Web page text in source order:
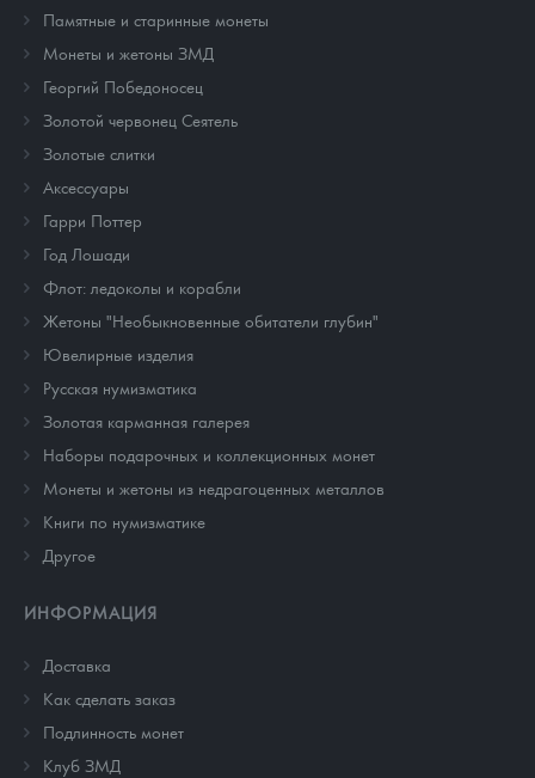
Памятные и старинные монеты
Монеты и жетоны ЗМД
Георгий Победоносец
Золотой червонец Сеятель
Золотые слитки
Аксессуары
Гарри Поттер
Год Лошади
Флот: ледоколы и корабли
Жетоны "Необыкновенные обитатели глубин"
Ювелирные изделия
Русская нумизматика
Золотая карманная галерея
Наборы подарочных и коллекционных монет
Монеты и жетоны из недрагоценных металлов
Книги по нумизматике
Другое
ИНФОРМАЦИЯ
Доставка
Как сделать заказ
Подлинность монет
Клуб ЗМД